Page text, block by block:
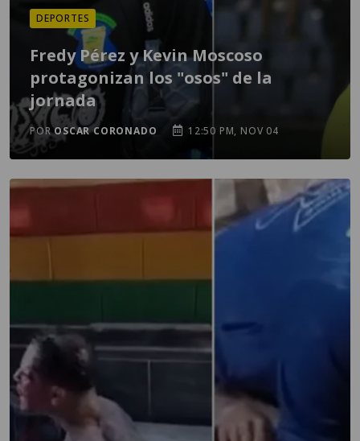
DEPORTES
Fredy Pérez y Kevin Moscoso
protagonizan los "osos" de la
jornada
POROSCAR CORONADO 12:50 PM, NOV 04